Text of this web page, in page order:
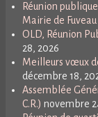
Réunion
Mairie de
OLD, Réunion
28, 2026
Meilleurs vœux
décembre 18,
Assemblée
C.R.) novembre